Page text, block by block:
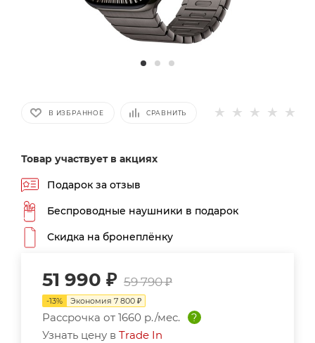
В ИЗБРАННОЕ СРАВНИТЬ
Товар участвует в акциях
Подарок за отзыв
Беспроводные наушники в подарок
Скидка на бронеплёнку
51 990 ₽ 59 790₽
-13% Экономия 7 800 ₽
Рассрочка от 1660 р./мес.
?
Узнать цену в Trade In